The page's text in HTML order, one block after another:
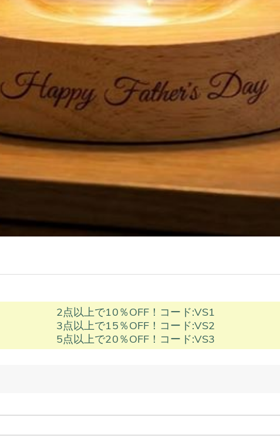
2点以上で10％OFF！コード:VS1
3点以上で15％OFF！コード:VS2
5点以上で20％OFF！コード:VS3